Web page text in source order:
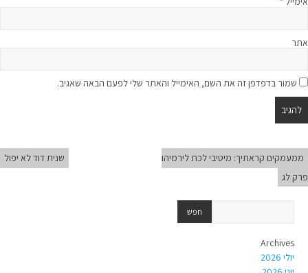
אתר
שמור בדפדפן זה את השם, האימייל והאתר שלי לפעם הבאה שאגיב.
ממעמקים קראתיך: מיטיבי לכת לירמיהו
פרק לג
שנית דוד לא יפול
Archives
יולי 2026